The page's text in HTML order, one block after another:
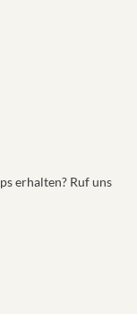
erhalten? Ruf uns